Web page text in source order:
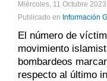
Miércoles, 11 Octubre 2023
Publicado en Información
El número de
movimiento
bombardeos
respecto al último